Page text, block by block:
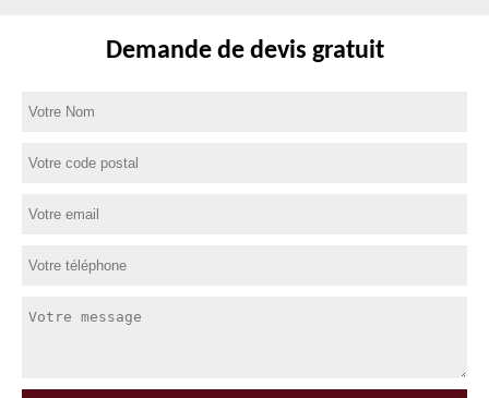
Demande de devis gratuit